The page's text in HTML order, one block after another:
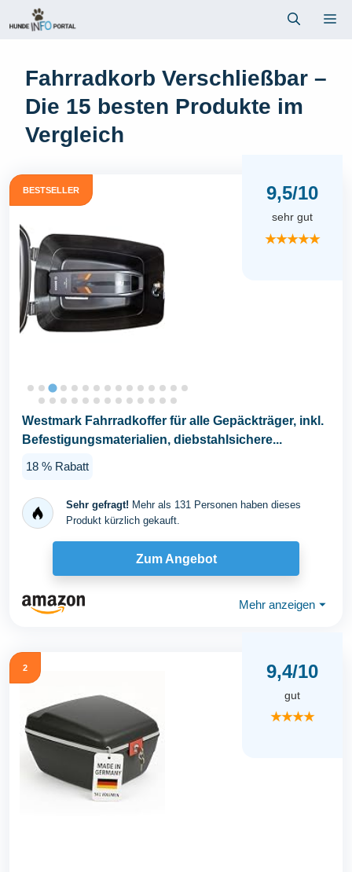
Inhalt
Fahrradkorb Verschließbar –
Die 15 besten Produkte im
Vergleich
BESTSELLER 9,5/10
sehr gut
★★★★★
Westmark Fahrradkoffer für alle Gepäckträger, inkl.
Befestigungsmaterialien, diebstahlsichere...
18 % Rabatt
Sehr gefragt! Mehr als 131 Personen haben dieses
Produkt kürzlich gekauft.
Zum Angebot
Mehr anzeigen ⏷
2 9,4/10
gut
★★★★